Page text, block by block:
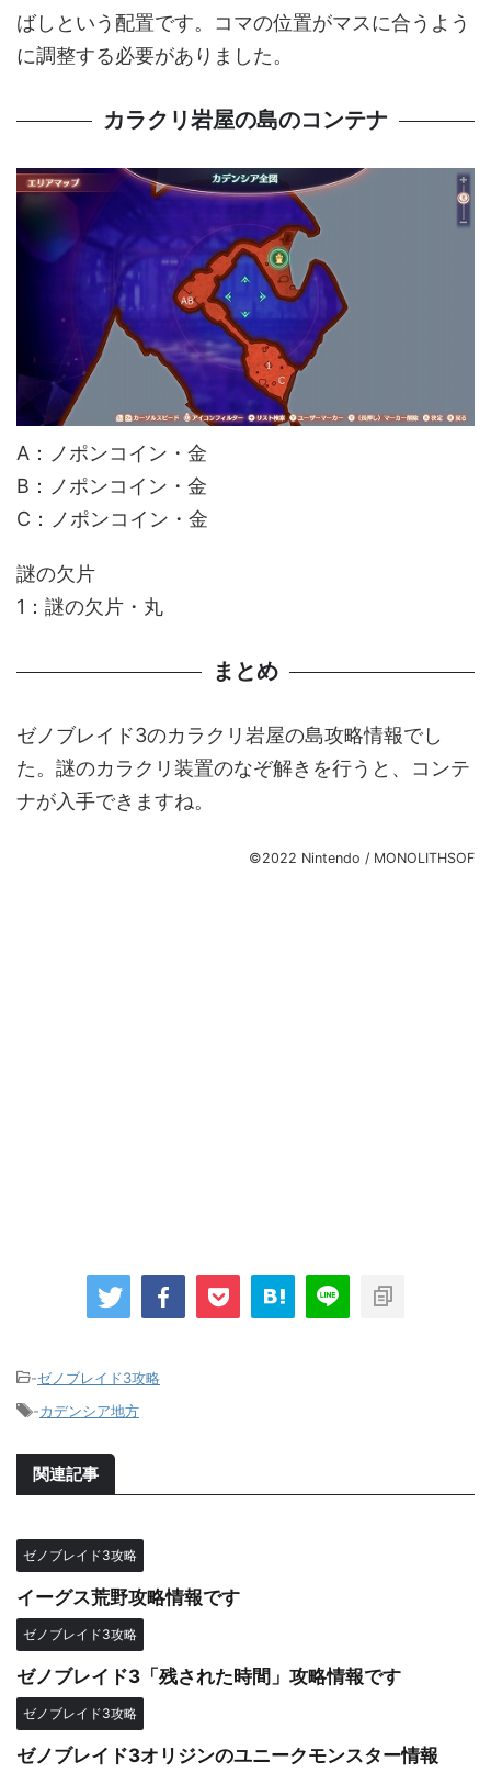
ばしという配置です。コマの位置がマスに合うよう
に調整する必要がありました。
カラクリ岩屋の島のコンテナ
A：ノポンコイン・金
B：ノポンコイン・金
C：ノポンコイン・金
謎の欠片
1：謎の欠片・丸
まとめ
ゼノブレイド3のカラクリ岩屋の島攻略情報でし
た。謎のカラクリ装置のなぞ解きを行うと、コンテ
ナが入手できますね。
©2022 Nintendo / MONOLITHSOF
-ゼノブレイド3攻略
-カデンシア地方
関連記事
ゼノブレイド3攻略
イーグス荒野攻略情報です
ゼノブレイド3攻略
ゼノブレイド3「残された時間」攻略情報です
ゼノブレイド3攻略
ゼノブレイド3オリジンのユニークモンスター情報